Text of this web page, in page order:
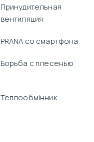
Принудительная
вентиляция
PRANA со смартфона
Борьба с плесенью
Теплообмінник